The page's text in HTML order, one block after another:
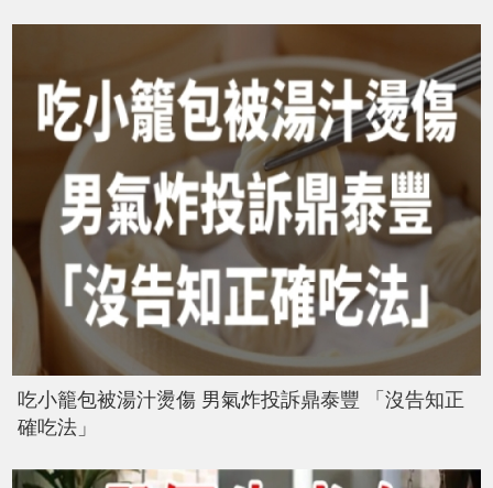
吃小籠包被湯汁燙傷 男氣炸投訴鼎泰豐 「沒告知正
確吃法」